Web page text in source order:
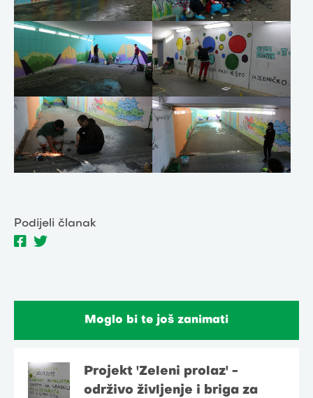
Podijeli članak
Moglo bi te još zanimati
Projekt 'Zeleni prolaz' -
održivo življenje i briga za